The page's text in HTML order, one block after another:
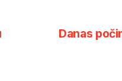
Danas